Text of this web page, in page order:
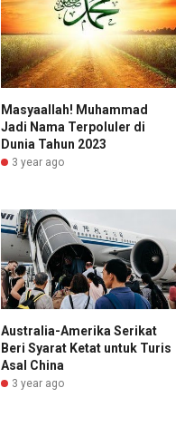
Masyaallah! Muhammad
Jadi Nama Terpoluler di
Dunia Tahun 2023
3 year ago
Australia-Amerika Serikat
Beri Syarat Ketat untuk Turis
Asal China
3 year ago